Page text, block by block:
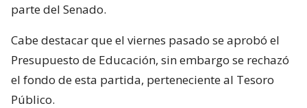
parte del Senado.
Cabe destacar que el viernes pasado se aprobó el
Presupuesto de Educación, sin embargo se rechazó
el fondo de esta partida, perteneciente al Tesoro
Público.